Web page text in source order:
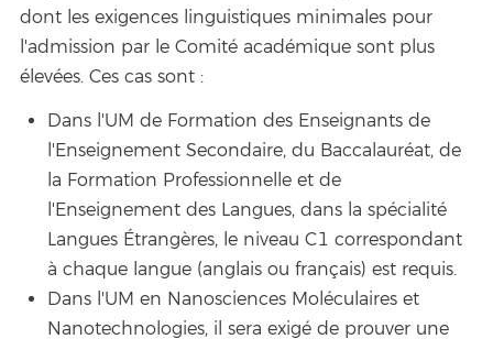
dont les exigences linguistiques minimales pour
l'admission par le Comité académique sont plus
élevées. Ces cas sont :
Dans l'UM de Formation des Enseignants de
l'Enseignement Secondaire, du Baccalauréat, de
la Formation Professionnelle et de
l'Enseignement des Langues, dans la spécialité
Langues Étrangères, le niveau C1 correspondant
à chaque langue (anglais ou français) est requis.
Dans l'UM en Nanosciences Moléculaires et
Nanotechnologies, il sera exigé de prouver une